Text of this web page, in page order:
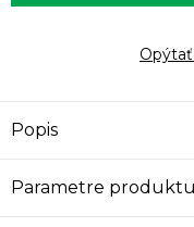
Opýtať
Popis
Parametre produktu